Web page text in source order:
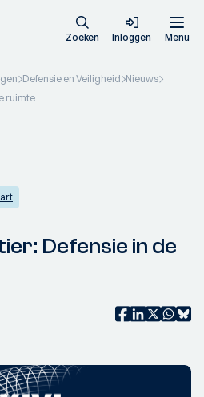
Zoeken Inloggen Menu
Defensie en Veiligheid Nieuws
ruimte
Defensie in de